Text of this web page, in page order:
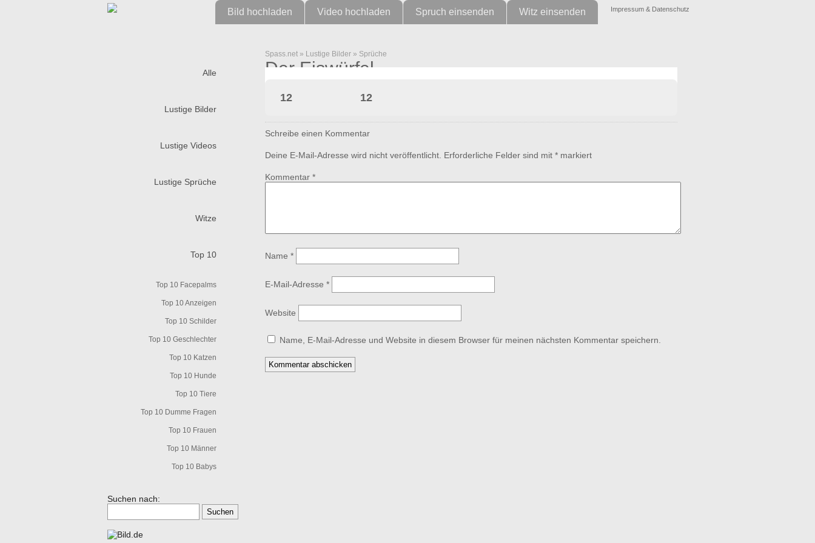
Impressum & Datenschutz
Bild hochladen Video hochladen Spruch einsenden Witz einsenden
Alle
Lustige Bilder
Lustige Videos
Lustige Sprüche
Witze
Top 10
Top 10 Facepalms
Top 10 Anzeigen
Top 10 Schilder
Top 10 Geschlechter
Top 10 Katzen
Top 10 Hunde
Top 10 Tiere
Top 10 Dumme Fragen
Top 10 Frauen
Top 10 Männer
Top 10 Babys
Suchen nach:
Spass.net » Lustige Bilder » Sprüche
Der Eiswürfel
12 12
Schreibe einen Kommentar
Deine E-Mail-Adresse wird nicht veröffentlicht. Erforderliche Felder sind mit * markiert
Kommentar *
Name *
E-Mail-Adresse *
Website
Name, E-Mail-Adresse und Website in diesem Browser für meinen nächsten Kommentar speichern.